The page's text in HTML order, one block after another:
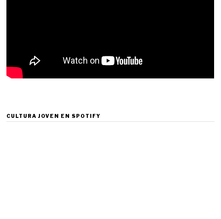
CULTURA JOVEN EN SPOTIFY